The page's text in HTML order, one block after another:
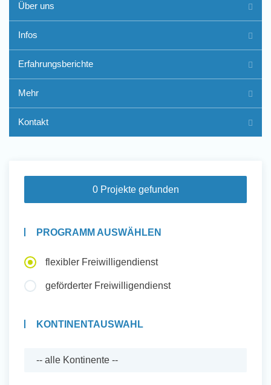
Freiwilligenarbeit im Ausland
- Erfahrungsberichte
Auslandserfahrung Sammeln
und Sozial Engagieren
Initiativbewerbung
Über uns
Infos
Erfahrungsberichte
Mehr
Kontakt
0 Projekte gefunden
PROGRAMM AUSWÄHLEN
flexibler Freiwilligendienst
geförderter Freiwilligendienst
KONTINENTAUSWAHL